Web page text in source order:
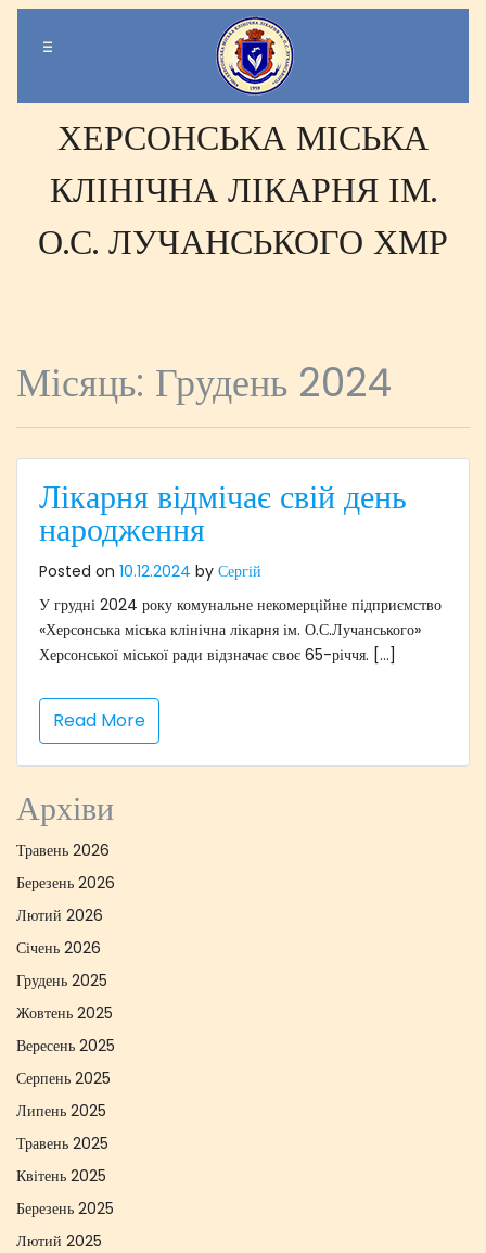
-
-
-
ХЕРСОНСЬКА МІСЬКА
КЛІНІЧНА ЛІКАРНЯ ІМ.
О.С. ЛУЧАНСЬКОГО ХМР
Місяць: Грудень 2024
Лікарня відмічає свій день
народження
Posted on 10.12.2024 by Сергій
У грудні 2024 року комунальне некомерційне підприємство
«Херсонська міська клінічна лікарня ім. О.С.Лучанського»
Херсонської міської ради відзначає своє 65-річчя. […]
Read More
Архіви
Травень 2026
Березень 2026
Лютий 2026
Січень 2026
Грудень 2025
Жовтень 2025
Вересень 2025
Серпень 2025
Липень 2025
Травень 2025
Квітень 2025
Березень 2025
Лютий 2025